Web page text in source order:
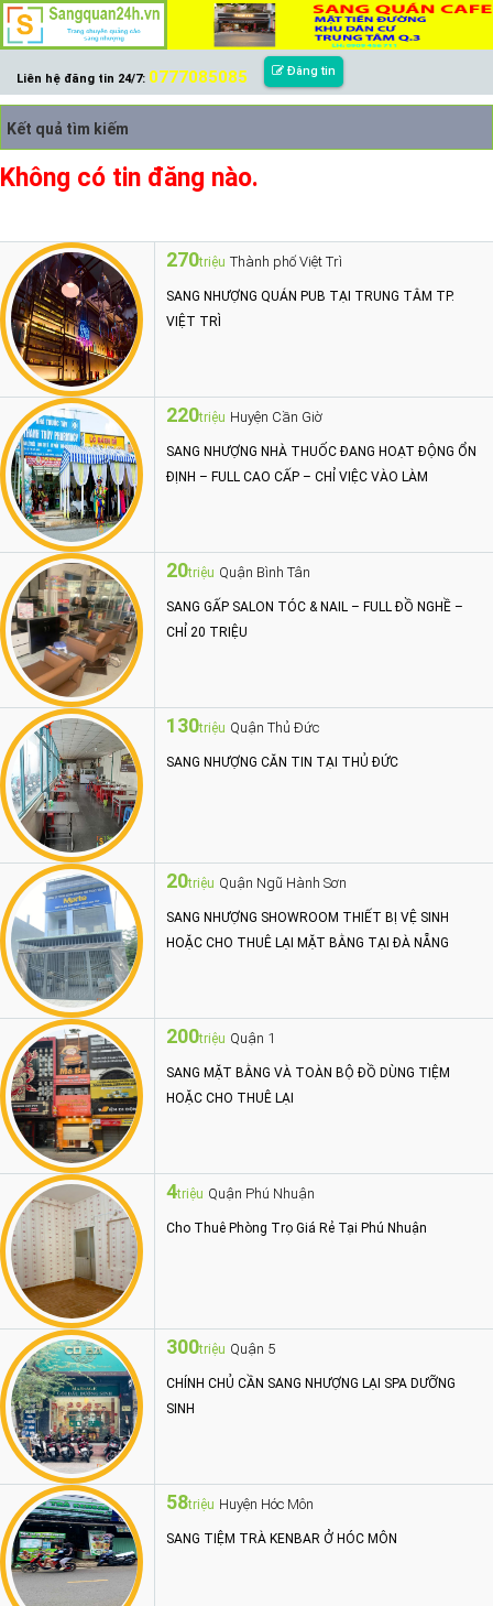
Liên hệ đăng tin 24/7: 0777085085 Đăng tin
Kết quả tìm kiếm
Không có tin đăng nào.
270triệu Thành phố Việt Trì
SANG NHƯỢNG QUÁN PUB TẠI TRUNG TÂM TP.
VIỆT TRÌ
220triệu Huyện Cần Giờ
SANG NHƯỢNG NHÀ THUỐC ĐANG HOẠT ĐỘNG ỔN
ĐỊNH – FULL CAO CẤP – CHỈ VIỆC VÀO LÀM
20triệu Quận Bình Tân
SANG GẤP SALON TÓC & NAIL – FULL ĐỒ NGHỀ –
CHỈ 20 TRIỆU
130triệu Quận Thủ Đức
SANG NHƯỢNG CĂN TIN TẠI THỦ ĐỨC
20triệu Quận Ngũ Hành Sơn
SANG NHƯỢNG SHOWROOM THIẾT BỊ VỆ SINH
HOẶC CHO THUÊ LẠI MẶT BẰNG TẠI ĐÀ NẴNG
200triệu Quận 1
SANG MẶT BẰNG VÀ TOÀN BỘ ĐỒ DÙNG TIỆM
HOẶC CHO THUÊ LẠI
4triệu Quận Phú Nhuận
Cho Thuê Phòng Trọ Giá Rẻ Tại Phú Nhuận
300triệu Quận 5
CHÍNH CHỦ CẦN SANG NHƯỢNG LẠI SPA DƯỠNG
SINH
58triệu Huyện Hóc Môn
SANG TIỆM TRÀ KENBAR Ở HÓC MÔN